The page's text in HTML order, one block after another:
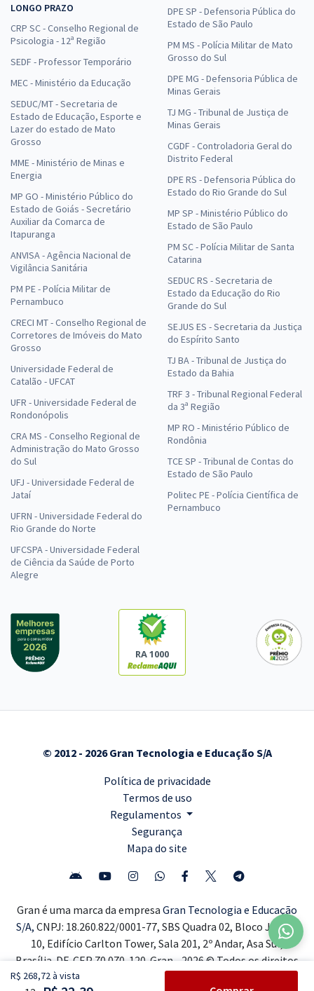
R$ 268,72 à vista
LONGO PRAZO
CRP SC - Conselho Regional de
Psicologia - 12ª Região
SEDF - Professor Temporário
MEC - Ministério da Educação
SEDUC/MT - Secretaria de
Estado de Educação, Esporte e
Lazer do estado de Mato
Grosso
MME - Ministério de Minas e
Energia
MP GO - Ministério Público do
Estado de Goiás - Secretário
Auxiliar da Comarca de
Itapuranga
ANVISA - Agência Nacional de
Vigilância Sanitária
PM PE - Polícia Militar de
Pernambuco
CRECI MT - Conselho Regional de
Corretores de Imóveis do Mato
Grosso
Universidade Federal de
Catalão - UFCAT
UFR - Universidade Federal de
Rondonópolis
CRA MS - Conselho Regional de
Administração do Mato Grosso
do Sul
UFJ - Universidade Federal de
Jataí
UFRN - Universidade Federal do
Rio Grande do Norte
UFCSPA - Universidade Federal
de Ciência da Saúde de Porto
Alegre
DPE SP - Defensoria Pública do
Estado de São Paulo
PM MS - Polícia Militar de Mato
Grosso do Sul
DPE MG - Defensoria Pública de
Minas Gerais
TJ MG - Tribunal de Justiça de
Minas Gerais
CGDF - Controladoria Geral do
Distrito Federal
DPE RS - Defensoria Pública do
Estado do Rio Grande do Sul
MP SP - Ministério Público do
Estado de São Paulo
PM SC - Polícia Militar de Santa
Catarina
SEDUC RS - Secretaria de
Estado da Educação do Rio
Grande do Sul
SEJUS ES - Secretaria da Justiça
do Espírito Santo
TJ BA - Tribunal de Justiça do
Estado da Bahia
TRF 3 - Tribunal Regional Federal
da 3ª Região
MP RO - Ministério Público de
Rondônia
TCE SP - Tribunal de Contas do
Estado de São Paulo
Politec PE - Polícia Científica de
Pernambuco
RA 1000
© 2012 - 2026 Gran Tecnologia e Educação S/A
Política de privacidade
Termos de uso
Regulamentos
Segurança
Mapa do site
Gran é uma marca da empresa Gran Tecnologia e Educação
S/A, CNPJ: 18.260.822/0001-77, SBS Quadra 02, Bloco J, Lote
10, Edifício Carlton Tower, Sala 201, 2º Andar, Asa Sul,
Brasília-DF, CEP 70.070-120. Gran - 2026 © Todos os direitos
reservados ®